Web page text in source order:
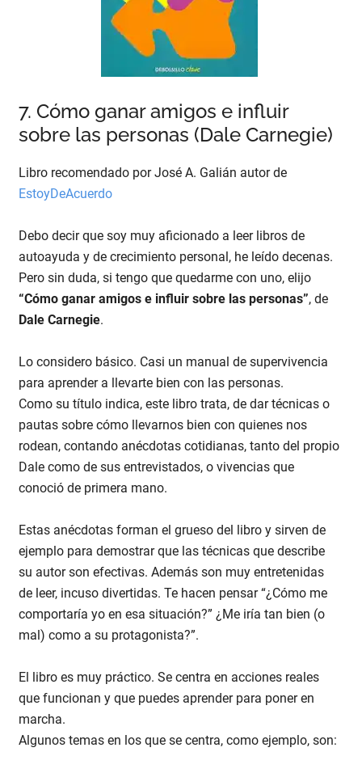
7. Cómo ganar amigos e influir
sobre las personas (Dale Carnegie)
Libro recomendado por José A. Galián autor de
EstoyDeAcuerdo
Debo decir que soy muy aficionado a leer libros de
autoayuda y de crecimiento personal, he leído decenas.
Pero sin duda, si tengo que quedarme con uno, elijo
“Cómo ganar amigos e influir sobre las personas”, de
Dale Carnegie.
Lo considero básico. Casi un manual de supervivencia
para aprender a llevarte bien con las personas.
Como su título indica, este libro trata, de dar técnicas o
pautas sobre cómo llevarnos bien con quienes nos
rodean, contando anécdotas cotidianas, tanto del propio
Dale como de sus entrevistados, o vivencias que
conoció de primera mano.
Estas anécdotas forman el grueso del libro y sirven de
ejemplo para demostrar que las técnicas que describe
su autor son efectivas. Además son muy entretenidas
de leer, incuso divertidas. Te hacen pensar “¿Cómo me
comportaría yo en esa situación?” ¿Me iría tan bien (o
mal) como a su protagonista?”.
El libro es muy práctico. Se centra en acciones reales
que funcionan y que puedes aprender para poner en
marcha.
Algunos temas en los que se centra, como ejemplo, son: